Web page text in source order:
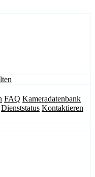
FAQ Kameradatenbank
Dienststatus Kontaktieren